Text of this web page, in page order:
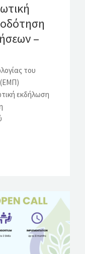
–
του
(ΕΜΠ)
εκδήλωση